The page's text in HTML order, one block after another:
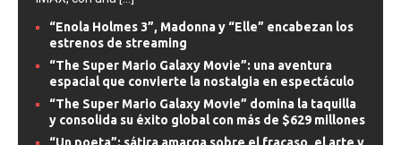
IMAX, con una [...]
“Enola Holmes 3”, Madonna y “Elle” encabezan los
estrenos de streaming
“The Super Mario Galaxy Movie”: una aventura
espacial que convierte la nostalgia en espectáculo
“The Super Mario Galaxy Movie” domina la taquilla
y consolida su éxito global con más de $629 millones